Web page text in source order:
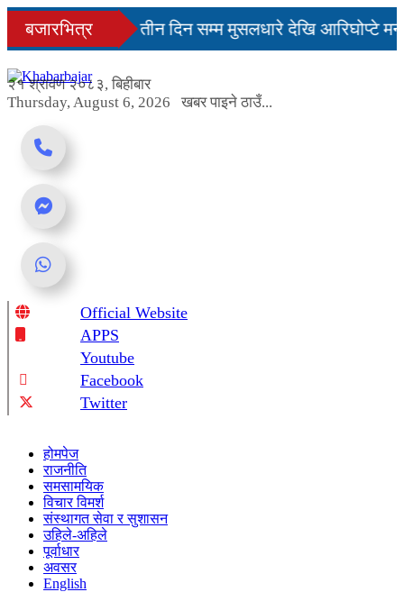
Skip
content
बजारभित्र
सहज हुन्छ’
तीन दिन सम्म मुसलधारे देखि आरिघोप्टे
२१ श्रावण २०८३, बिहीबार
Thursday, August 6, 2026
खबर पाइने ठाउँ...
Online News Portal
Official Website
APPS
Youtube
Facebook
Twitter
होमपेज
राजनीति
समसामयिक
विचार विमर्श
संस्थागत सेवा र सुशासन
उहिले-अहिले
पूर्वाधार
अवसर
English